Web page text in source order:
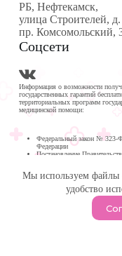
Мы используем файлы
удобство
РБ, Нефтекамск,
улица Строителей,
пр. Комсомольский,
Соцсети
Информация о возможности
государственных гарантий
территориальных программ
медицинской помощи:
Федеральный закон № 323-
Федерации
Постановление
Программа государственных
Республике Башкортостан
Медика